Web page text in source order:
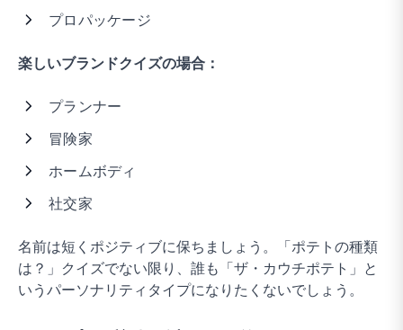
プロパッケージ
楽しいブランドクイズの場合：
プランナー
冒険家
ホームボディ
社交家
名前は短くポジティブに保ちましょう。「ポテトの種類
は？」クイズでない限り、誰も「ザ・カウチポテト」と
いうパーソナリティタイプになりたくないでしょう。